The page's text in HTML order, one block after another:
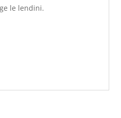
le lendini.